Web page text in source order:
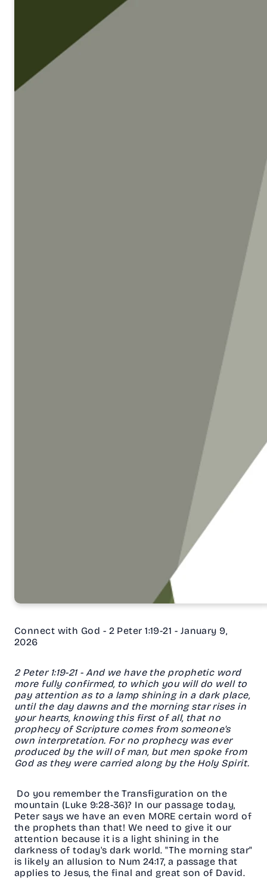
Connect with God - 2 Peter 1:19-21 - January 9,
2026
2 Peter 1:19-21 - And we have the prophetic word
more fully confirmed, to which you will do well to
pay attention as to a lamp shining in a dark place,
until the day dawns and the morning star rises in
your hearts, knowing this first of all, that no
prophecy of Scripture comes from someone's
own interpretation. For no prophecy was ever
produced by the will of man, but men spoke from
God as they were carried along by the Holy Spirit.
Do you remember the Transfiguration on the
mountain (Luke 9:28-36)? In our passage today,
Peter says we have an even MORE certain word of
the prophets than that! We need to give it our
attention because it is a light shining in the
darkness of today's dark world. "The morning star"
is likely an allusion to Num 24:17, a passage that
applies to Jesus, the final and great son of David.